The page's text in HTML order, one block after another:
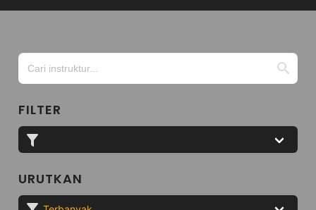
FILTER
URUTKAN